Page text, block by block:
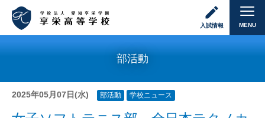
入試情報 MENU
部活動
2025年05月07日(水) 部活動 学校ニュース